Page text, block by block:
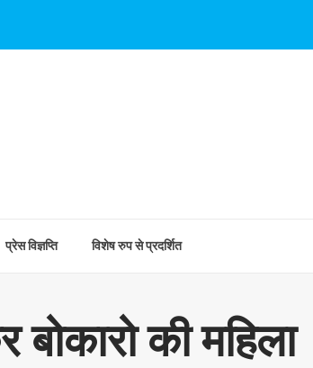
प्रेस विज्ञप्ति विशेष रुप से प्रदर्शित
बोकारो की महिला